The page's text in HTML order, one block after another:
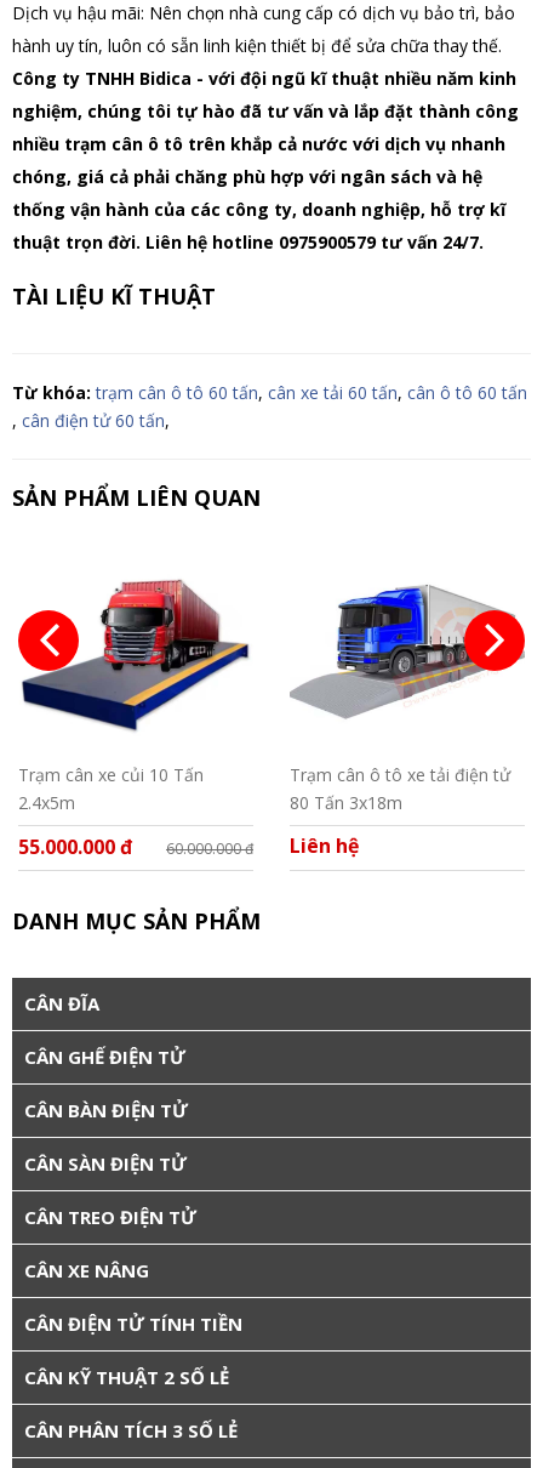
Dịch vụ hậu mãi: Nên chọn nhà cung cấp có dịch vụ bảo trì, bảo
hành uy tín, luôn có sẵn linh kiện thiết bị để sửa chữa thay thế.
Công ty TNHH Bidica - với đội ngũ kĩ thuật nhiều năm kinh
nghiệm, chúng tôi tự hào đã tư vấn và lắp đặt thành công
nhiều trạm cân ô tô trên khắp cả nước với dịch vụ nhanh
chóng, giá cả phải chăng phù hợp với ngân sách và hệ
thống vận hành của các công ty, doanh nghiệp, hỗ trợ kĩ
thuật trọn đời. Liên hệ hotline 0975900579 tư vấn 24/7.
TÀI LIỆU KĨ THUẬT
Từ khóa: trạm cân ô tô 60 tấn, cân xe tải 60 tấn, cân ô tô 60 tấn
, cân điện tử 60 tấn,
SẢN PHẨM LIÊN QUAN
Trạm cân xe củi 10 Tấn
2.4x5m
55.000.000 đ 60.000.000 đ
Trạm cân ô tô xe tải điện tử
80 Tấn 3x18m
Liên hệ
DANH MỤC SẢN PHẨM
CÂN ĐĨA
CÂN GHẾ ĐIỆN TỬ
CÂN BÀN ĐIỆN TỬ
CÂN SÀN ĐIỆN TỬ
CÂN TREO ĐIỆN TỬ
CÂN XE NÂNG
CÂN ĐIỆN TỬ TÍNH TIỀN
CÂN KỸ THUẬT 2 SỐ LẺ
CÂN PHÂN TÍCH 3 SỐ LẺ